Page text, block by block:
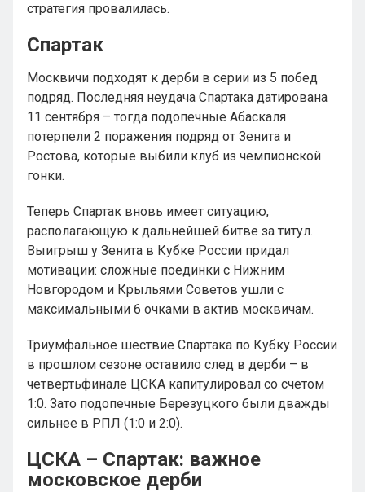
стратегия провалилась.
Спартак
Москвичи подходят к дерби в серии из 5 побед
подряд. Последняя неудача Спартака датирована
11 сентября – тогда подопечные Абаскаля
потерпели 2 поражения подряд от Зенита и
Ростова, которые выбили клуб из чемпионской
гонки.
Теперь Спартак вновь имеет ситуацию,
располагающую к дальнейшей битве за титул.
Выигрыш у Зенита в Кубке России придал
мотивации: сложные поединки с Нижним
Новгородом и Крыльями Советов ушли с
максимальными 6 очками в актив москвичам.
Триумфальное шествие Спартака по Кубку России
в прошлом сезоне оставило след в дерби – в
четвертьфинале ЦСКА капитулировал со счетом
1:0. Зато подопечные Березуцкого были дважды
сильнее в РПЛ (1:0 и 2:0).
ЦСКА – Спартак: важное
московское дерби